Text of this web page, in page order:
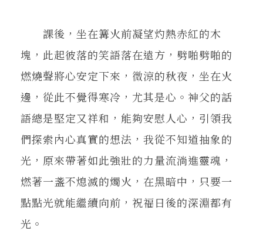
課後，坐在篝火前凝望灼熱赤紅的木
塊，此起彼落的笑語落在遠方，劈啪劈啪的
燃燒聲將心安定下來，微涼的秋夜，坐在火
邊，從此不覺得寒冷，尤其是心。神父的話
語總是堅定又祥和，能夠安慰人心，引領我
們探索內心真實的想法，我從不知道抽象的
光，原來帶著如此強壯的力量流淌進靈魂，
燃著一盞不熄滅的燭火，在黑暗中，只要一
點點光就能繼續向前，祝福日後的深淵都有
光。